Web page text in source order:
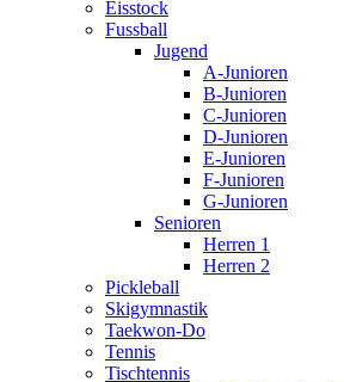
Eisstock
Fussball
Jugend
A-Junioren
B-Junioren
C-Junioren
D-Junioren
E-Junioren
F-Junioren
G-Junioren
Senioren
Herren 1
Herren 2
Pickleball
Skigymnastik
Taekwon-Do
Tennis
Tischtennis